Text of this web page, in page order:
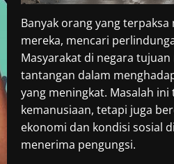
Banyak orang yang
mereka, mencari
Masyarakat di negara
tantangan dalam
yang meningkat. Masalah ini
kemanusiaan, tetapi juga
ekonomi dan kondisi sosial
menerima pengungsi.